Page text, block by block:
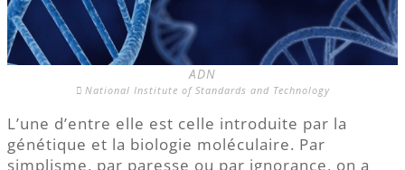
ADN
National Institute of Standards and Technology
L’une d’entre elle est celle introduite par la
génétique et la biologie moléculaire. Par
simplisme, par paresse ou par ignorance, on a